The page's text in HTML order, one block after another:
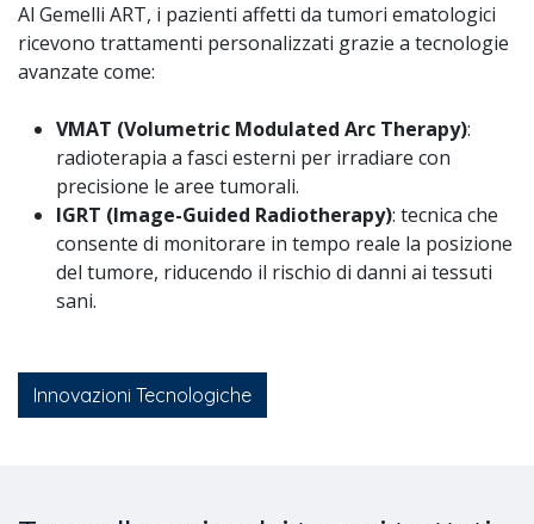
Al Gemelli ART, i pazienti affetti da tumori ematologici
ricevono trattamenti personalizzati grazie a tecnologie
avanzate come:
VMAT (Volumetric Modulated Arc Therapy):
radioterapia a fasci esterni per irradiare con
precisione le aree tumorali.
IGRT (Image-Guided Radiotherapy): tecnica che
consente di monitorare in tempo reale la posizione
del tumore, riducendo il rischio di danni ai tessuti
sani.
Innovazioni Tecnologiche